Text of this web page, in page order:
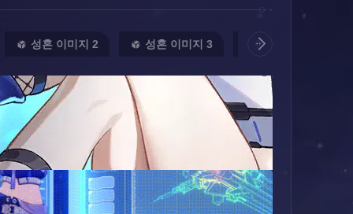
성혼 이미지 2 성혼 이미지 3 성혼 이미지 4